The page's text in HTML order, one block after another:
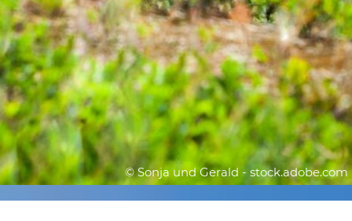
© Sonja und Gerald - stock.adobe.com